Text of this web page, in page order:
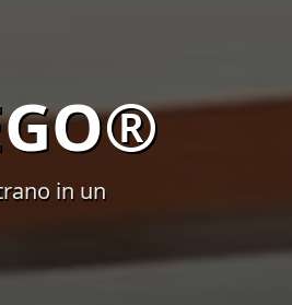
in un
LEGO®. Tutte le descrizioni e